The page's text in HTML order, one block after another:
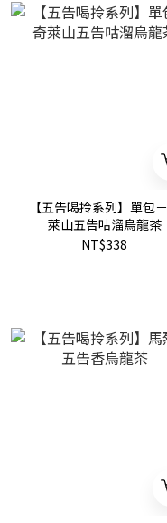
【五告喝拎系列】單包
萊山五告咕溜烏龍茶
NT$338